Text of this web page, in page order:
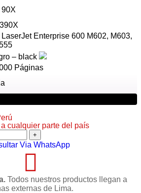
90X
LaserJet Enterprise 600 M602, M603,
– black
Páginas
cualquier parte del país
Via WhatsApp
Todos nuestros productos llegan a
externas de Lima.